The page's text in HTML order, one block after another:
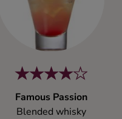
Famous Passion
Blended whisky